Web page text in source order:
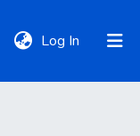
Log In (current)